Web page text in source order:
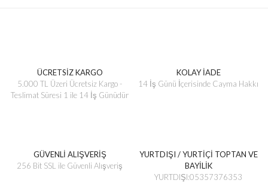
ÜCRETSİZ KARGO
5.000 TL Üzeri Ücretsiz Kargo -
Teslimat Süresi 1 ile 14 İş Günüdür
KOLAY İADE
14 İş Günü İçerisinde Cayma Hakkı
GÜVENLİ ALIŞVERİŞ
256 Bit SSL ile Güvenli Alışveriş
YURTDIŞI / YURTİÇİ TOPTAN VE
BAYİLİK
YURTDIŞI:05357376353